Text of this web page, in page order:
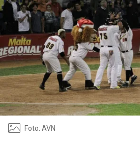
Foto: AVN